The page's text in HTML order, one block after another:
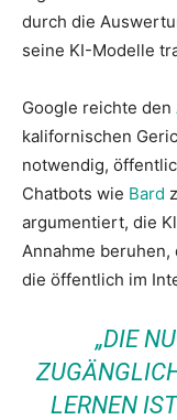
durch die
seine KI-Modelle
Google reichte den
kalifornischen
notwendig,
Chatbots wie Bard
argumentiert, die
Annahme beruhen,
die öffentlich im
„DIE
LERNEN